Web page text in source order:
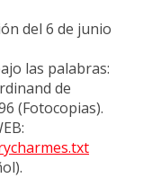
del 6 de junio
las palabras:
de
(Fotocopias).